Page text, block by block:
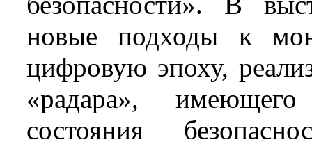
новые подходы к
цифровую эпоху,
«радара»,
состояния